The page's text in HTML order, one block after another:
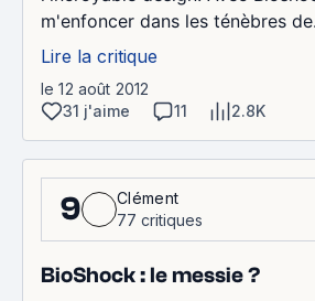
m'enfoncer dans les ténèbres
Lire la critique
le 12 août 2012
31 j'aime
11 2.8K
9
Clément
77 critiques
BioShock : le messie ?